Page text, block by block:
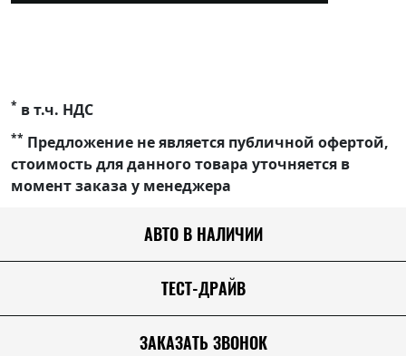
* в т.ч. НДС
** Предложение не является публичной офертой,
стоимость для данного товара уточняется в
момент заказа у менеджера
АВТО В НАЛИЧИИ
ТЕСТ-ДРАЙВ
ЗАКАЗАТЬ ЗВОНОК